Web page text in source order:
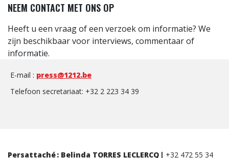
NEEM CONTACT MET ONS OP
Heeft u een vraag of een verzoek om informatie? We
zijn beschikbaar voor interviews, commentaar of
informatie.
E-mail : press@1212.be
Telefoon secretariaat: +32 2 223 34 39
Persattaché : Belinda TORRES LECLERCQ | +32 472 55 34